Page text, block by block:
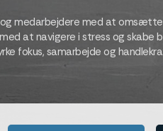
medarbejdere med at
at navigere i stress og skabe
fokus, samarbejde og